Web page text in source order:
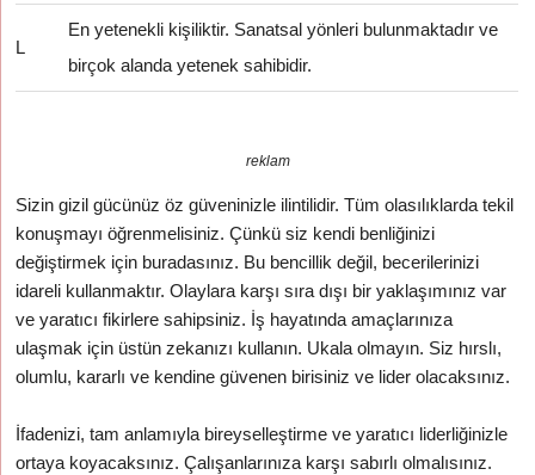
L
En yetenekli kişiliktir. Sanatsal yönleri bulunmaktadır ve
birçok alanda yetenek sahibidir.
reklam
Sizin gizil gücünüz öz güveninizle ilintilidir. Tüm olasılıklarda tekil
konuşmayı öğrenmelisiniz. Çünkü siz kendi benliğinizi
değiştirmek için buradasınız. Bu bencillik değil, becerilerinizi
idareli kullanmaktır. Olaylara karşı sıra dışı bir yaklaşımınız var
ve yaratıcı fikirlere sahipsiniz. İş hayatında amaçlarınıza
ulaşmak için üstün zekanızı kullanın. Ukala olmayın. Siz hırslı,
olumlu, kararlı ve kendine güvenen birisiniz ve lider olacaksınız.
İfadenizi, tam anlamıyla bireyselleştirme ve yaratıcı liderliğinizle
ortaya koyacaksınız. Çalışanlarınıza karşı sabırlı olmalısınız.